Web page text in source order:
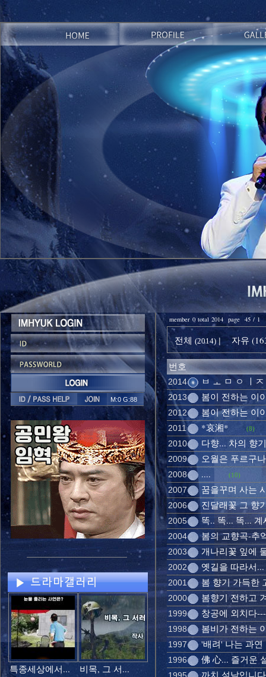
M:0 G:88
특종세상에서... 비목, 그 서...
member 0 total 2014 page 45 / 1
전체 (2014) | 자유
번호
2014 ㅂ ㅗ ㅁ ㅇ ㅣ
2013 봄이 전하는 이
2012 봄이 전하는 이
2011 *哀湘* (8)
2010 다향... 차의 향기
2009 오월은 푸르구
2008 .... (10)
2007 꿈을꾸며 사는
2006 진달래꽃 그 향
2005 똑.. 똑... 똑...
2004 봄의 교향곡-추
2003 개나리꽃 잎에
2002 옛길을 따라서
2001 봄 향기 가득한
2000 봄향기 전하고
1999 창공에 외치다
1998 봄비가 전하는
1997 '배려' 나는 과
1996 佛 心... 즐거운
까치 설날입니